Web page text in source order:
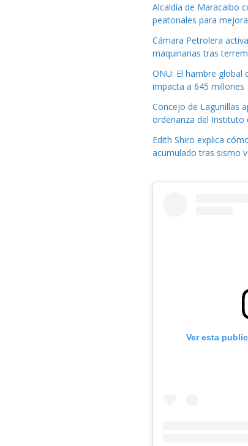
Alcaldía de Maracaibo
peatonales para
Cámara Petrolera
maquinarias tras
ONU: El hambre global
impacta a 645 millones
Concejo de Lagunillas
ordenanza del Instituto
Edith Shiro explica
acumulado tras sismo
Ver esta